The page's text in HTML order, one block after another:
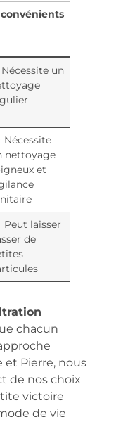
un
Nécessite
nettoyage
et
Peut laisser
de
chacun
et Pierre, nous
de nos choix
victoire
de vie